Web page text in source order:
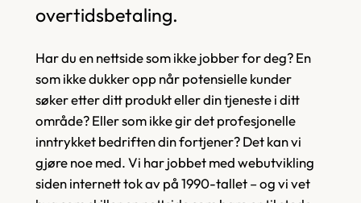
overtidsbetaling.
Har du en nettside som ikke jobber for deg? En
som ikke dukker opp når potensielle kunder
søker etter ditt produkt eller din tjeneste i ditt
område? Eller som ikke gir det profesjonelle
inntrykket bedriften din fortjener? Det kan vi
gjøre noe med. Vi har jobbet med webutvikling
siden internett tok av på 1990-tallet – og vi vet